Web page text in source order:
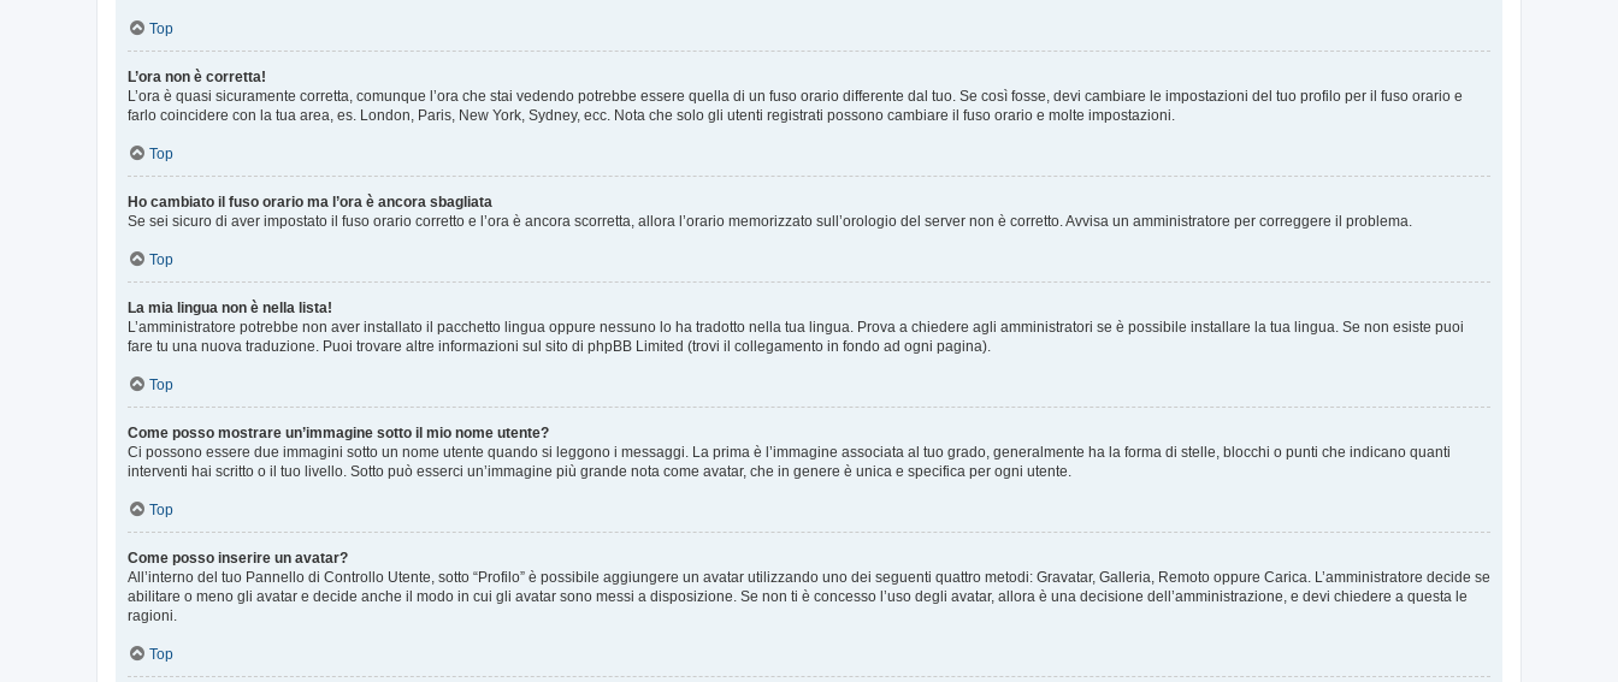
Top
L’ora non è corretta!
L’ora è quasi sicuramente corretta, comunque l’ora che stai vedendo potrebbe essere quella di un fuso orario differente dal tuo. Se così fosse, devi cambiare le impostazioni del tuo profilo per il fuso orario e
farlo coincidere con la tua area, es. London, Paris, New York, Sydney, ecc. Nota che solo gli utenti registrati possono cambiare il fuso orario e molte impostazioni.
Top
Ho cambiato il fuso orario ma l’ora è ancora sbagliata
Se sei sicuro di aver impostato il fuso orario corretto e l’ora è ancora scorretta, allora l’orario memorizzato sull’orologio del server non è corretto. Avvisa un amministratore per correggere il problema.
Top
La mia lingua non è nella lista!
L’amministratore potrebbe non aver installato il pacchetto lingua oppure nessuno lo ha tradotto nella tua lingua. Prova a chiedere agli amministratori se è possibile installare la tua lingua. Se non esiste puoi
fare tu una nuova traduzione. Puoi trovare altre informazioni sul sito di phpBB Limited (trovi il collegamento in fondo ad ogni pagina).
Top
Come posso mostrare un’immagine sotto il mio nome utente?
Ci possono essere due immagini sotto un nome utente quando si leggono i messaggi. La prima è l’immagine associata al tuo grado, generalmente ha la forma di stelle, blocchi o punti che indicano quanti
interventi hai scritto o il tuo livello. Sotto può esserci un’immagine più grande nota come avatar, che in genere è unica e specifica per ogni utente.
Top
Come posso inserire un avatar?
All’interno del tuo Pannello di Controllo Utente, sotto “Profilo” è possibile aggiungere un avatar utilizzando uno dei seguenti quattro metodi: Gravatar, Galleria, Remoto oppure Carica. L’amministratore decide se
abilitare o meno gli avatar e decide anche il modo in cui gli avatar sono messi a disposizione. Se non ti è concesso l’uso degli avatar, allora è una decisione dell’amministrazione, e devi chiedere a questa le
ragioni.
Top